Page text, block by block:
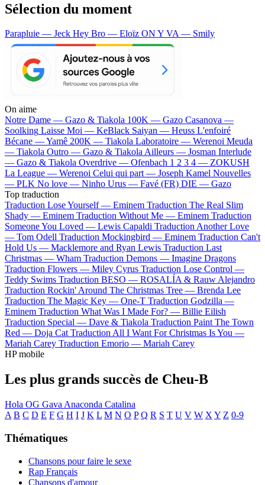
Sélection du moment
Parapluie — Jeck Hey Bro — Eloïz ON Y VA — Smily
On aime
Notre Dame — Gazo & Tiakola 100K — Gazo Casanova —
Soolking Laisse Moi — KeBlack Saiyan — Heuss L'enfoiré
Bécane —Yamê 200K — Tiakola Laboratoire — Werenoi Meuda
— Tiakola Outro — Gazo & TiakolaAilleurs — Josman Interlude
— Gazo & Tiakola Overdrive — Ofenbach 1 2 3 4 — ZOKUSH
La League — Werenoi Celui qui part — Joseph Kamel Nouvelles
— PLK No love — Ninho Urus — Favé (FR) DIE — Gazo
Top traduction
Traduction Lose Yourself — Eminem Traduction The Real Slim
Shady — Eminem Traduction Without Me — Eminem Traduction
Someone You Loved — Lewis Capaldi Traduction Another Love
— Tom Odell Traduction Mockingbird — Eminem Traduction Can't
Hold Us — Macklemore and Ryan Lewis Traduction Last
Christmas — Wham Traduction Demons — Imagine Dragons
Traduction Flowers — Miley Cyrus Traduction Lose Control —
Teddy Swims Traduction BESO — ROSALÍA & Rauw Alejandro
Traduction Rockin' Around The Christmas Tree — Brenda Lee
Traduction The Magic Key — One-T Traduction Godzilla —
Eminem Traduction What Was I Made For? — Billie Eilish
Traduction Special — Dave & Tiakola Traduction Paint The Town
Red — Doja Cat Traduction All I Want For Christmas Is You —
Mariah Carey Traduction Emorio — Mariah Carey
HP mobile
Les plus grands succès de Cheu-B
Hola OG Gava Anaconda Catalina
A B C D E F G H I J K L M N O P Q R S T U V W X Y Z 0-9
Thématiques
Chansons pour faire le sexe
Rap Français
Chansons d'amour